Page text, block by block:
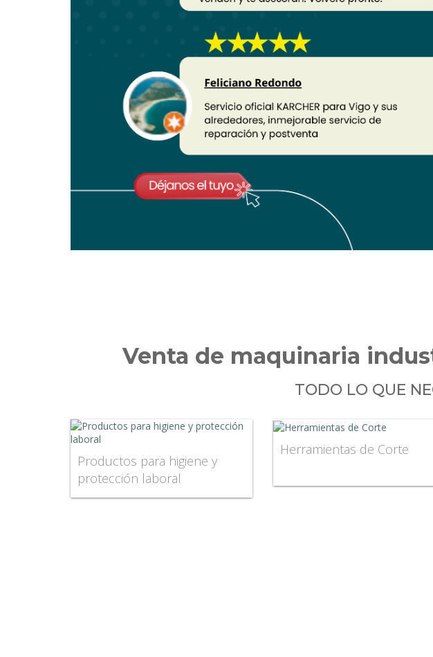
Venta de maquinaria
TODO LO QUE
Productos para higiene y
protección laboral
Herramientas de Corte